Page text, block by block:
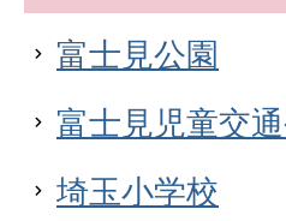
富士見公園
富士見児童交
埼玉小学校